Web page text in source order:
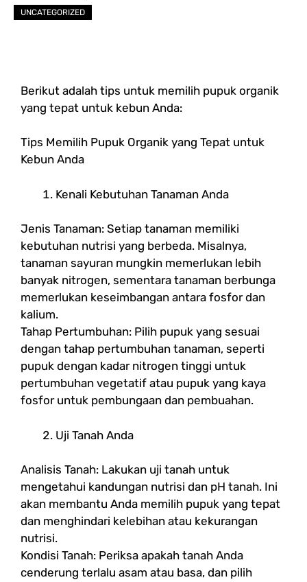
UNCATEGORIZED
Berikut adalah tips untuk memilih pupuk organik
yang tepat untuk kebun Anda:
Tips Memilih Pupuk Organik yang Tepat untuk
Kebun Anda
Kenali Kebutuhan Tanaman Anda
Jenis Tanaman: Setiap tanaman memiliki
kebutuhan nutrisi yang berbeda. Misalnya,
tanaman sayuran mungkin memerlukan lebih
banyak nitrogen, sementara tanaman berbunga
memerlukan keseimbangan antara fosfor dan
kalium.
Tahap Pertumbuhan: Pilih pupuk yang sesuai
dengan tahap pertumbuhan tanaman, seperti
pupuk dengan kadar nitrogen tinggi untuk
pertumbuhan vegetatif atau pupuk yang kaya
fosfor untuk pembungaan dan pembuahan.
Uji Tanah Anda
Analisis Tanah: Lakukan uji tanah untuk
mengetahui kandungan nutrisi dan pH tanah. Ini
akan membantu Anda memilih pupuk yang tepat
dan menghindari kelebihan atau kekurangan
nutrisi.
Kondisi Tanah: Periksa apakah tanah Anda
cenderung terlalu asam atau basa, dan pilih